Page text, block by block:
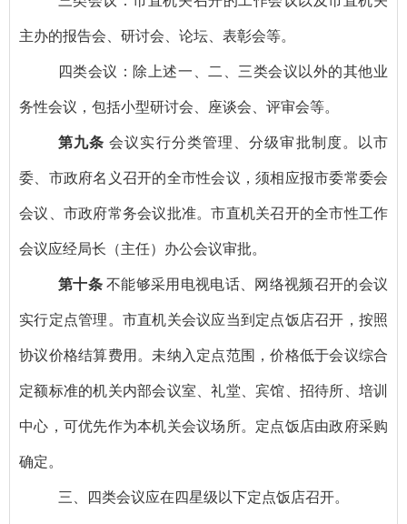
主办的报告会、研讨会、论坛、表彰会等。
四类会议：除上述一、二、三类会议以外的其他业
务性会议，包括小型研讨会、座谈会、评审会等。
第九条 会议实行分类管理、分级审批制度。以市
委、市政府名义召开的全市性会议，须相应报市委常委会
会议、市政府常务会议批准。市直机关召开的全市性工作
会议应经局长（主任）办公会议审批。
第十条 不能够采用电视电话、网络视频召开的会议
实行定点管理。市直机关会议应当到定点饭店召开，按照
协议价格结算费用。未纳入定点范围，价格低于会议综合
定额标准的机关内部会议室、礼堂、宾馆、招待所、培训
中心，可优先作为本机关会议场所。定点饭店由政府采购
确定。
三、四类会议应在四星级以下定点饭店召开。